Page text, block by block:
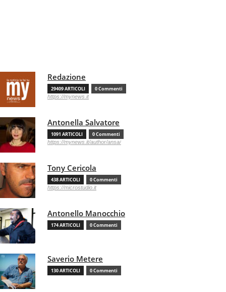
Redazione
29409 ARTICOLI 0 Commenti
https://mynews.it
Antonella Salvatore
1091 ARTICOLI 0 Commenti
https://mynews.it/author/ansa/
Tony Cericola
438 ARTICOLI 0 Commenti
https://microstudio.it
Antonello Manocchio
174 ARTICOLI 0 Commenti
Saverio Metere
130 ARTICOLI 0 Commenti